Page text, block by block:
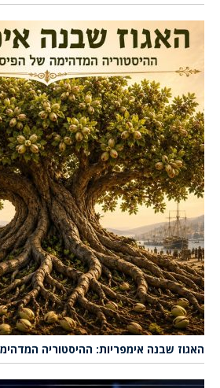
האגוז שבנה אימפריות: ההיסטוריה